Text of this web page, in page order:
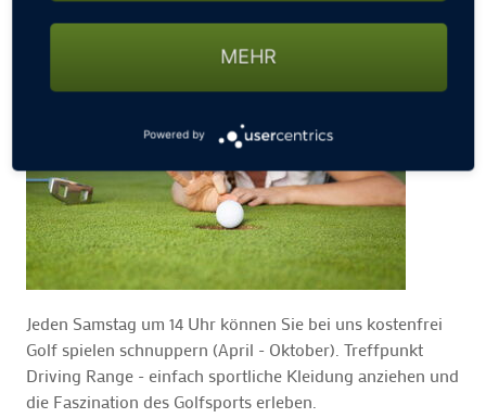
Jeden Samstag um 14 Uhr können Sie bei uns kostenfrei
Golf spielen schnuppern (April - Oktober). Treffpunkt
Driving Range - einfach sportliche Kleidung anziehen und
die Faszination des Golfsports erleben.
MEHR
Powered by